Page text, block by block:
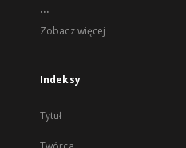
...
Zobacz więcej
Indeksy
Tytuł